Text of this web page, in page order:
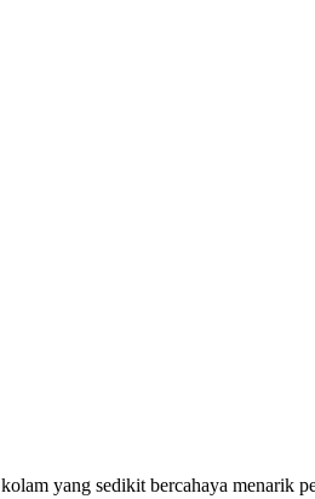
yang sedikit bercahaya menarik